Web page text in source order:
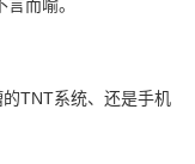
而喻。
TNT系统、还是手机